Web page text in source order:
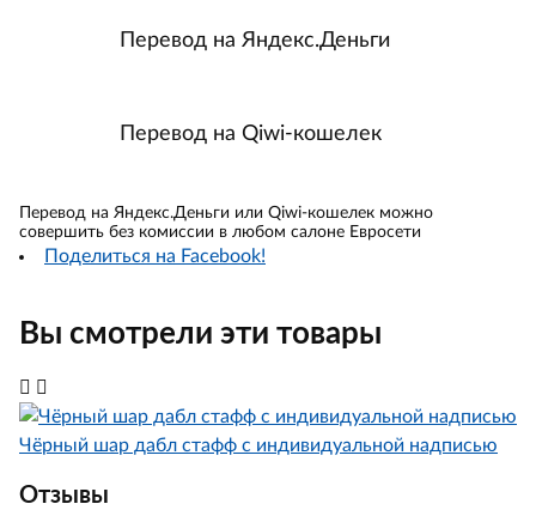
Перевод на Яндекс.Деньги
Перевод на Qiwi-кошелек
Перевод на Яндекс.Деньги или Qiwi-кошелек можно
совершить без комиссии в любом салоне Евросети
Поделиться на Facebook!
Вы смотрели эти товары
Чёрный шар дабл стафф с индивидуальной надписью
Отзывы